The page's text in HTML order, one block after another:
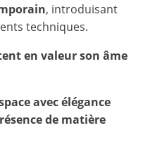
, introduisant
techniques.
en valeur son âme
avec élégance
de matière